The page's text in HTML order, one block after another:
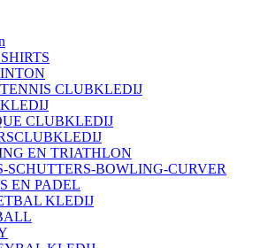
CLUBKLEDIJ
CLUBKLEDIJ
EN TRIATHLON
SCHUTTERS-BOWLING-CURVER
EN PADEL
KLEDIJ